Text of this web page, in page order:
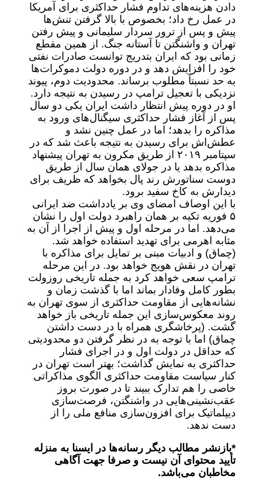
دادن هزینه‌های تداوم فشار حداکثری برای آمریکا
در عمل رخ داد؛ بخصوص با بالا گرفتن تنش‌ها
پیش و پس از ترور سردار سلیمانی و پیش رفتن
تهران و واشنگتن تا آستانه جنگ. از همین مقطع
زمانی بود که ایران بتدریج توانست صادرات نفتی
خود را افزایش دهد و در دوره دولت دموکرات‌ها
به حد نسبتاً مطلوب برساند. محدودیت دوم، پیوند
نزدیکی با تعجیل ترامپ در رسیدن به نتیجه دارد.
او در دوره پیش انتظار داشت ایران یکی دو سال
پس از آغاز فشار حداکثری سیگنال‌های ورود به
مذاکره را بدهد؛ اما در عمل چنین نشد و
عطش‌اش برای رسیدن به نتیجه باعث شد که در
سپتامبر ۲۰۱۹ از طریق مکرون به تهران پیشنهاد
مذاکره بدهد یا در جولای همان سال از طریق
دوست سناتورش رند پال بخواهد که ظریف برای
دیدارش به کاخ سفید برود.
با این اوصاف امضای وی بر یادداشت ضد ایرانی
۵ فوریه تکیه بر همان راهبرد دولت اول را نشان
می‌دهد. اما در مرحله اول و پیش از اجرا از آن به
مثابه اهرمی برای تهدید استفاده خواهد شد.
(چماق) و ادبیات مبنی بر تمایل برای مذاکره با
تهران در نقش هویج خواهد بود. در این مرحله
ترامپ سعی خواهد کرد به جمله تاریخی روزولت
بطور کامل وفادار بماند اما با گذشت زمان و
نشانه‌هایی از مقاومت حداکثری از سوی تهران به
روند معکوس‌سازی این جمله تاریخی باز خواهد
گشت. (پرخاشگری همراه با در دست داشتن
چماق) اما با توجه به در نظر گرفتن دو محدودیتی
که حداقل در دولت اول و در اجرای فشار
حداکثری به نمایش گذاشت؛ بهتر است تهران در
کنار سیاست مقاومت حداکثری الگوی مذاکراتی
خاصی را هم تدارک ببیند تا در صورت بروز
عقب‌نشینی‌هایی در واشنگتن، فرصت‌سازی
دیپلماتیک برای افزون‌سازی منافع ملی را از
دست ندهد.
*بازنشر مطالب دیگر رسانه‌ها در ایسنا به منزله
تأیید محتوای آن نیست و صرفا جهت آگاهی
مخاطبان می‌باشد.